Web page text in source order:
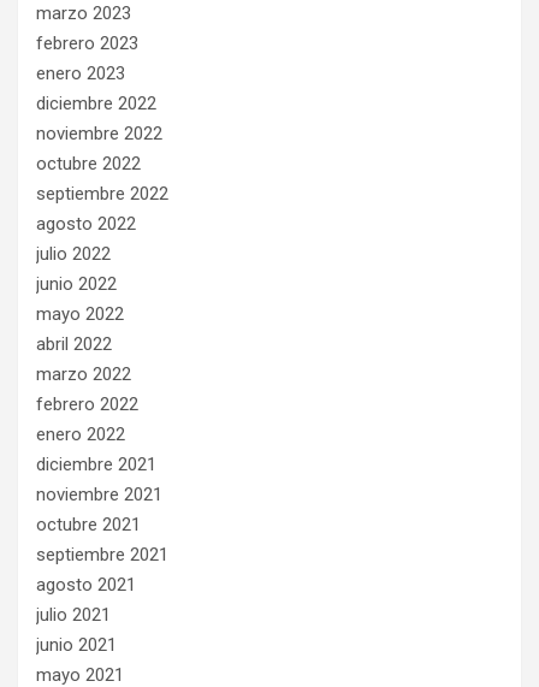
marzo 2023
febrero 2023
enero 2023
diciembre 2022
noviembre 2022
octubre 2022
septiembre 2022
agosto 2022
julio 2022
junio 2022
mayo 2022
abril 2022
marzo 2022
febrero 2022
enero 2022
diciembre 2021
noviembre 2021
octubre 2021
septiembre 2021
agosto 2021
julio 2021
junio 2021
mayo 2021